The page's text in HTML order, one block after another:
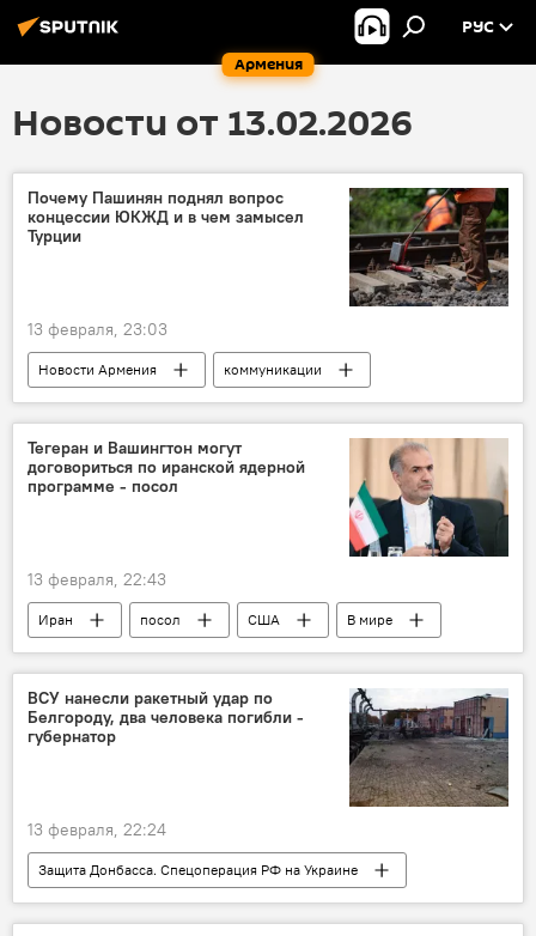
Армения
РУС
Новости от 13.02.2026
Почему Пашинян поднял вопрос
концессии ЮКЖД и в чем замысел
Турции
13 февраля, 23:03
Новости Армения
коммуникации
Южный Кавказ
Тегеран и Вашингтон могут
договориться по иранской ядерной
программе - посол
13 февраля, 22:43
Иран посол США В мире
ВСУ нанесли ракетный удар по
Белгороду, два человека погибли -
губернатор
13 февраля, 22:24
Защита Донбасса. Спецоперация РФ на Украине
Россия
Белгород ракетный удар